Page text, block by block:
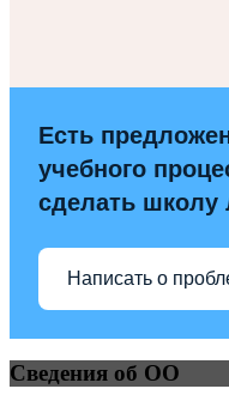
Есть
учебного
сделать школу
Написать о
Сведения об ОО